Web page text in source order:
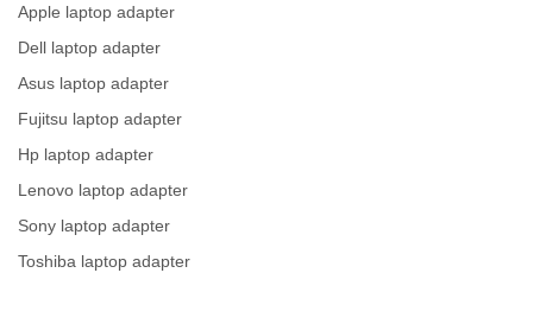
Apple laptop adapter
Dell laptop adapter
Asus laptop adapter
Fujitsu laptop adapter
Hp laptop adapter
Lenovo laptop adapter
Sony laptop adapter
Toshiba laptop adapter